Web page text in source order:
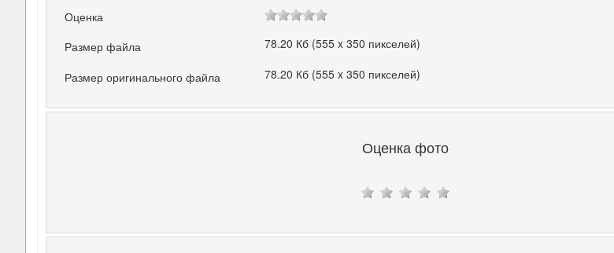
Оценка
Размер файла
78.20 Кб (555 x 350 пикселей)
Размер оригинального файла 78.20 Кб (555 x 350 пикселей)
Оценка фото